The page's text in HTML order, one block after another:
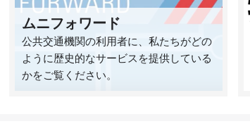
ムニフォワード
公共交通機関の利用者に、私たちがどの
ように歴史的なサービスを提供している
かをご覧ください。